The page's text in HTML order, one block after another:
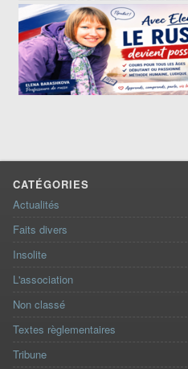
CATÉGORIES
Actualités
Faits divers
Insolite
L'association
Non classé
Textes règlementaires
Tribune